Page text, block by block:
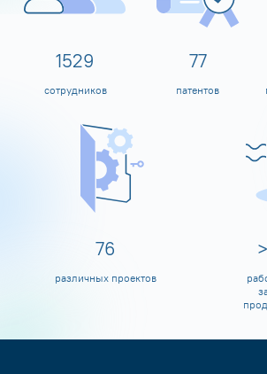
1600
сотрудников
80
патентов
80
различных проектов
>